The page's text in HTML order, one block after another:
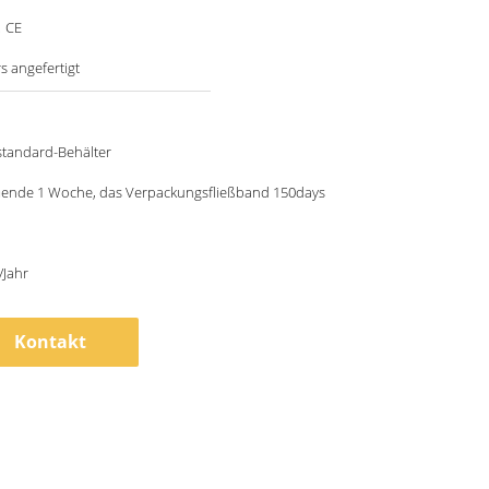
CE
angefertigt
Behälter
1 Woche, das Verpackungsfließband 150days
Kontakt